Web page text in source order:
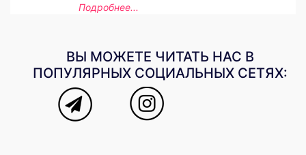
Подробнее...
ВЫ МОЖЕТЕ ЧИТАТЬ НАС В
ПОПУЛЯРНЫХ СОЦИАЛЬНЫХ СЕТЯХ: